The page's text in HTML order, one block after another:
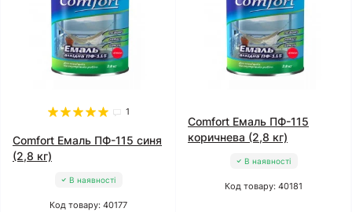
1
Comfort Емаль ПФ-115 синя
(2,8 кг)
В наявності
Код товару: 40177
Comfort Емаль ПФ-115
коричнева (2,8 кг)
В наявності
Код товару: 40181